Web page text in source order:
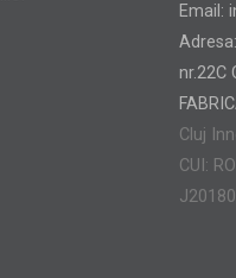
Email:
nr.22C
Cluj
CUI: